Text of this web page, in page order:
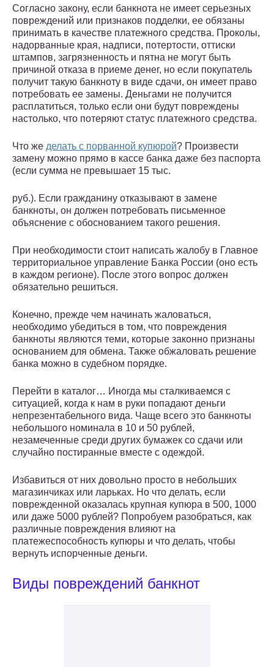
Согласно закону, если банкнота не имеет серьезных
повреждений или признаков подделки, ее обязаны
принимать в качестве платежного средства. Проколы,
надорванные края, надписи, потертости, оттиски
штампов, загрязненность и пятна не могут быть
причиной отказа в приеме денег, но если покупатель
получит такую банкноту в виде сдачи, он имеет право
потребовать ее замены. Деньгами не получится
расплатиться, только если они будут повреждены
настолько, что потеряют статус платежного средства.
Что же делать с порванной купюрой? Произвести
замену можно прямо в кассе банка даже без паспорта
(если сумма не превышает 15 тыс.
руб.). Если гражданину отказывают в замене
банкноты, он должен потребовать письменное
объяснение с обоснованием такого решения.
При необходимости стоит написать жалобу в Главное
территориальное управление Банка России (оно есть
в каждом регионе). После этого вопрос должен
обязательно решиться.
Конечно, прежде чем начинать жаловаться,
необходимо убедиться в том, что повреждения
банкноты являются теми, которые законно признаны
основанием для обмена. Также обжаловать решение
банка можно в судебном порядке.
Перейти в каталог… Иногда мы сталкиваемся с
ситуацией, когда к нам в руки попадают деньги
непрезентабельного вида. Чаще всего это банкноты
небольшого номинала в 10 и 50 рублей,
незамеченные среди других бумажек со сдачи или
случайно постиранные вместе с одеждой.
Избавиться от них довольно просто в небольших
магазинчиках или ларьках. Но что делать, если
поврежденной оказалась крупная купюра в 500, 1000
или даже 5000 рублей? Попробуем разобраться, как
различные повреждения влияют на
платежеспособность купюры и что делать, чтобы
вернуть испорченные деньги.
Виды повреждений банкнот